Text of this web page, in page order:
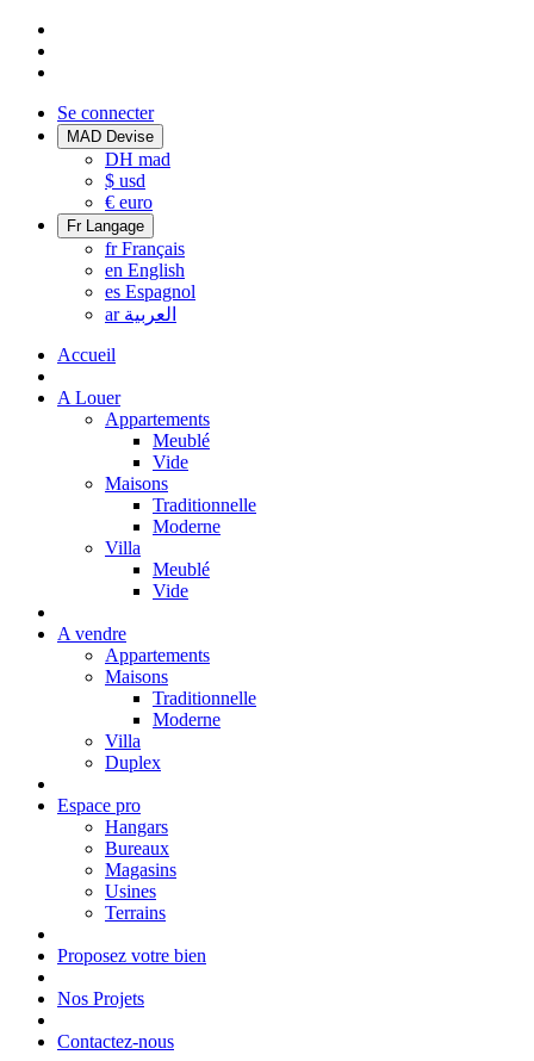
Se connecter
MAD Devise
DH mad
$ usd
€ euro
FrLangage
frFrançais
en English
es Espagnol
ar العربية
Accueil
A Louer
Appartements
Meublé
Vide
Maisons
Traditionnelle
Moderne
Villa
Meublé
Vide
A vendre
Appartements
Maisons
Traditionnelle
Moderne
Villa
Duplex
Espace pro
Hangars
Bureaux
Magasins
Usines
Terrains
Proposez votre bien
Nos Projets
Contactez-nous